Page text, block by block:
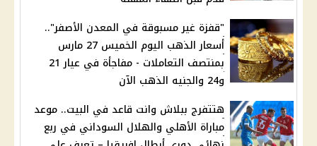
"قفزة غير مسبوقة في المعدن الأصفر"..
أسعار الذهب اليوم الخميس 27 مارس
بمنتصف التعاملات - مفاجأة في عيار 21
و24 والجنيه الذهب الآن
هتتفرج ببلاش وانت قاعد في البيت.. موعد
مباراة الأهلي والهلال السوداني في ربع